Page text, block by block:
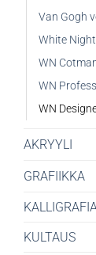
Van Gogh
White
WN
WN
WN
AKRYYLI
GRAFIIKKA
KULTAUS